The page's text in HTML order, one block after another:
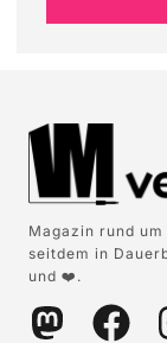
Magazin rund
seitdem in
und ❤️.